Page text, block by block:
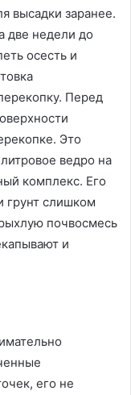
высадки заранее.
две недели до
осесть и
Перед
Это
ведро на
комплекс. Его
грунт слишком
почвосмесь
и
его не